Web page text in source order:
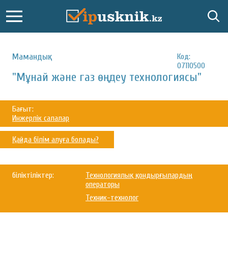
Мамандық:
Код:
07110500
"Мұнай және газ өңдеу технологиясы"
Бағыт:
Инжерлік салалар
Қайда білім алуға болады?
біліктіліктер:
Технологиялық қондырғылардың
операторы
Техник-технолог